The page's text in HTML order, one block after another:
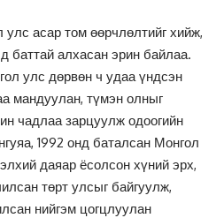
асар том өөрчлөлтийг хийж,
баттай алхасан эрин байлаа.
улс дөрвөн ч удаа үндсэн
мандуулан, түмэн олныг
чадлаа зарцуулж одоогийн
1992 онд баталсан Монгол
даяар ёсолсон хүний эрх,
төрт улсыг байгуулж,
нийгэм цогцлуулан